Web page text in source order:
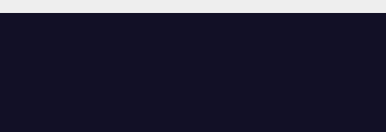
волокна